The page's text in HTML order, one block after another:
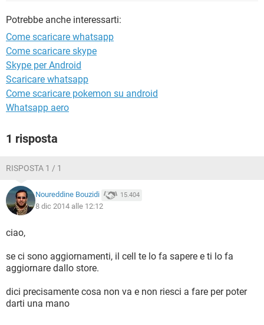
HARDWARE
Potrebbe anche interessarti:
Come scaricare whatsapp
Come scaricare skype
Skype per Android
Scaricare whatsapp
Come scaricare pokemon su android
Whatsapp aero
1 risposta
RISPOSTA 1 / 1
Noureddine Bouzidi 15.404
8 dic 2014 alle 12:12
ciao,
se ci sono aggiornamenti, il cell te lo fa sapere e ti lo fa
aggiornare dallo store.
dici precisamente cosa non va e non riesci a fare per poter
darti una mano